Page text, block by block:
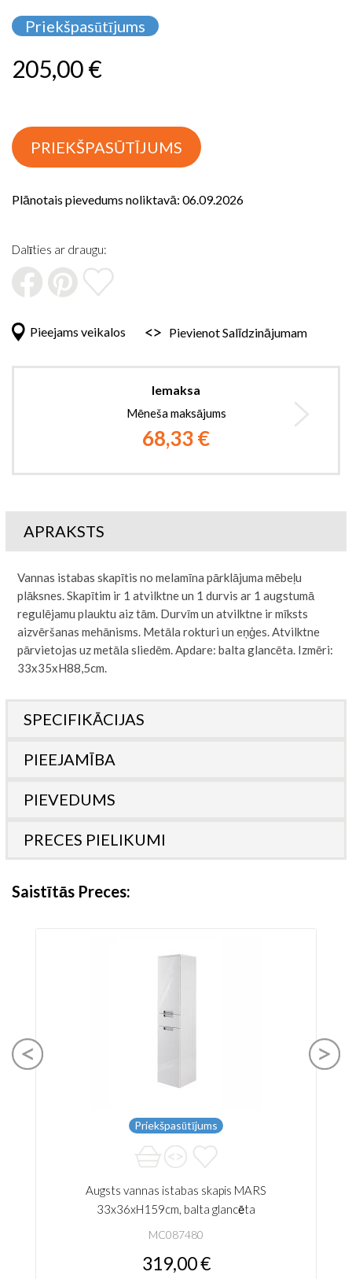
uz
galerijas
Priekšpasūtījums
205,00 €
PRIEKŠPASŪTĪJUMS
Plānotais pievedums noliktavā: 06.09.2026
Dalīties ar draugu:
Pieejams veikalos Pievienot Salīdzinājumam
Iemaksa
Mēneša maksājums
68,33 €
APRAKSTS
Vannas istabas skapītis no melamīna pārklājuma mēbeļu
plāksnes. Skapītim ir 1 atvilktne un 1 durvis ar 1 augstumā
regulējamu plauktu aiz tām. Durvīm un atvilktne ir mīksts
aizvēršanas mehānisms. Metāla rokturi un eņģes. Atvilktne
pārvietojas uz metāla sliedēm. Apdare: balta glancēta. Izmēri:
33x35xH88,5cm.
SPECIFIKĀCIJAS
PIEEJAMĪBA
PIEVEDUMS
PRECES PIELIKUMI
Saistītās Preces
Priekšpasūtījums
Augsts vannas istabas skapis MARS
33x36xH159cm, balta glancēta
MC087480
319,00 €